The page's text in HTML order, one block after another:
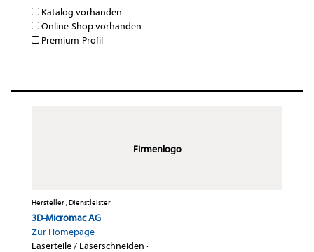
Katalog vorhanden
Online-Shop vorhanden
Premium-Profil
Firmenlogo
Hersteller , Dienstleister
3D-Micromac AG
Zur Homepage
Laserteile / Laserschneiden ·